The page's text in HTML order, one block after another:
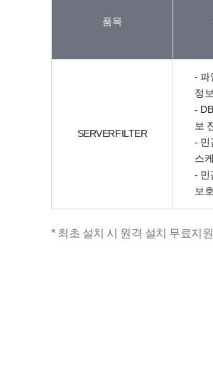
품목
SERVERFILTER
- 파
정
-
보
- 민
스
- 민
보
* 최초 설치 시 원격 설치 무료지원